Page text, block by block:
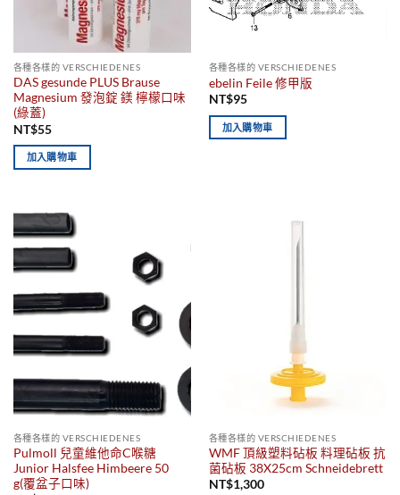
各種各樣的 VERSCHIEDENES
DAS gesunde PLUS Brause
Magnesium 發泡錠 鎂 檸檬口味
(綠蓋)
NT$55
加入購物車
各種各樣的 VERSCHIEDENES
ebelin Feile 修甲版
NT$95
加入購物車
各種各樣的 VERSCHIEDENES
Pulmoll 兒童維他命C喉糖
Junior Halsfee Himbeere 50
g(覆盆子口味)
各種各樣的 VERSCHIEDENES
WMF 頂級塑料砧板 料理砧板 抗
菌砧板 38X25cm Schneidebrett
NT$1,300